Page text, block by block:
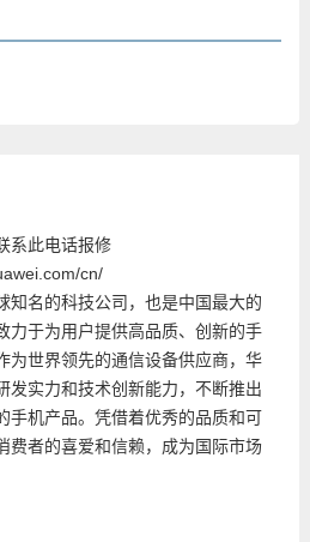
系此电话报修
cn/
知名的科技公司，也是中国最大的
力于为用户提供高品质、创新的手
为世界领先的通信设备供应商，华
发实力和技术创新能力，不断推出
手机产品。凭借着优秀的品质和可
费者的喜爱和信赖，成为国际市场